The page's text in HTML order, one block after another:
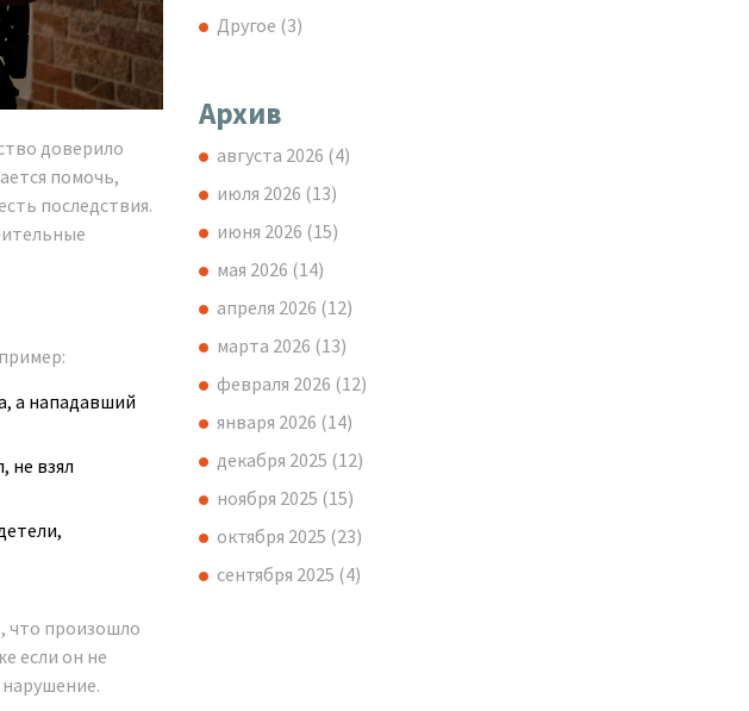
доверило
помочь,
последствия.
а нападавший
не взял
что произошло
если он не
нарушение.
Другое (3)
Архив
августа 2026 (4)
июля 2026 (13)
июня 2026 (15)
мая 2026 (14)
апреля 2026 (12)
марта 2026 (13)
февраля 2026 (12)
января 2026 (14)
декабря 2025 (12)
ноября 2025 (15)
октября 2025 (23)
сентября 2025 (4)